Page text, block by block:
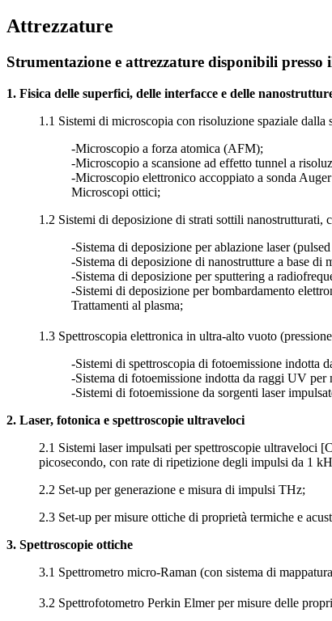
Attrezzature
Strumentazione e attrezzature disponibili
1. Fisica delle superfici, delle interfacce e delle
1.1 Sistemi di microscopia con risoluzione spaziale dalla
-Microscopio a forza atomica (AFM);
-Microscopio a scansione ad effetto tunnel a
-Microscopio elettronico accoppiato a sonda
Microscopi ottici;
1.2 Sistemi di deposizione di strati sottili nanostrutturati,
-Sistema di deposizione per ablazione laser
-Sistema di deposizione di nanostrutture a base
-Sistema di deposizione per sputtering a
-Sistemi di deposizione per bombardamento
Trattamenti al plasma;
1.3 Spettroscopia elettronica in ultra-alto vuoto
-Sistemi di spettroscopia di fotoemissione indotta
-Sistema di fotoemissione indotta da raggi UV per
-Sistemi di fotoemissione da sorgenti laser
2. Laser, fotonica e spettroscopie ultraveloci
2.1 Sistemi laser impulsati per spettroscopie ultraveloci
picosecondo, con rate di ripetizione degli impulsi da 1
2.2 Set-up per generazione e misura di impulsi THz;
2.3 Set-up per misure ottiche di proprietà termiche e
3. Spettroscopie ottiche
3.1 Spettrometro micro-Raman (con sistema di
3.2 Spettrofotometro Perkin Elmer per misure delle